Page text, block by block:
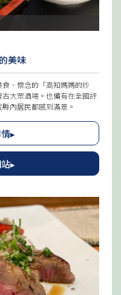
美味
、懷念的「高知媽媽的炒
大眾酒場。也備有在全國評
內居民都感到滿意。
▸
▸